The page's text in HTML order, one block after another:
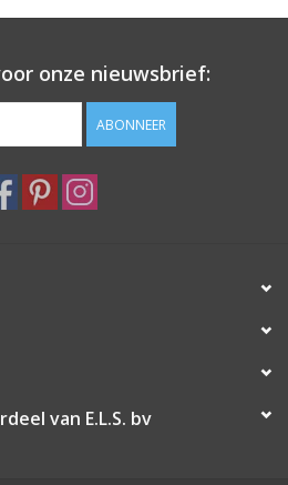
onze nieuwsbrief:
ABONNEER
van E.L.S. bv